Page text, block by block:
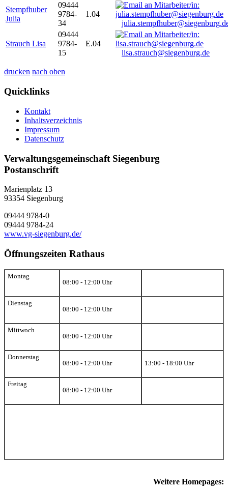
Stempfhuber
Julia
09444
9784-
34
1.04
Strauch Lisa
09444
9784-
15
E.04
lisa.strauch@siegenburg.de
drucken nach oben
Quicklinks
Kontakt
Inhaltsverzeichnis
Impressum
Datenschutz
Verwaltungsgemeinschaft Siegenburg
Postanschrift
Marienplatz 13
93354 Siegenburg
09444 9784-0
09444 9784-24
www.vg-siegenburg.de/
Öffnungszeiten Rathaus
Montag
08:00 - 12:00 Uhr
Dienstag
08:00 - 12:00 Uhr
Mittwoch
08:00 - 12:00 Uhr
Donnerstag
08:00 - 12:00 Uhr
13:00 - 18:00 Uhr
Freitag
08:00 - 12:00 Uhr
Weitere Homepages: